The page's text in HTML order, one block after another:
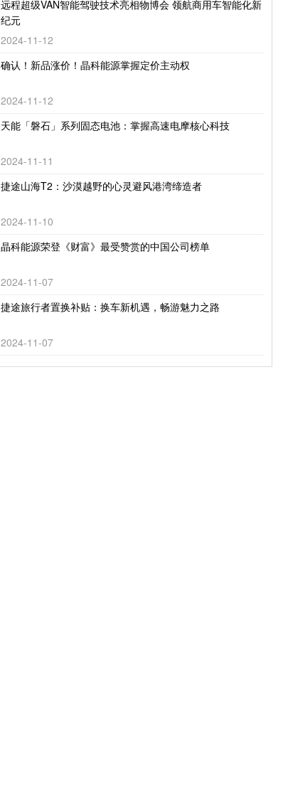
远程超级VAN智能驾驶技术亮相物博会 领航商用车智能化新
纪元
2024-11-12
确认！新品涨价！晶科能源掌握定价主动权
2024-11-12
天能「磐石」系列固态电池：掌握高速电摩核心科技
2024-11-11
捷途山海T2：沙漠越野的心灵避风港湾缔造者
2024-11-10
晶科能源荣登《财富》最受赞赏的中国公司榜单
2024-11-07
捷途旅行者置换补贴：换车新机遇，畅游魅力之路
2024-11-07